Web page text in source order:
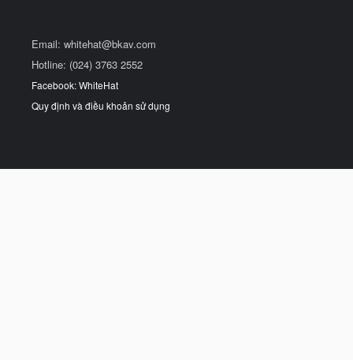
Email: whitehat@bkav.com
Hotline: (024) 3763 2552
Facebook: WhiteHat
Quy định và điều khoản sử dụng